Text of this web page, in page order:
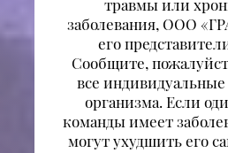
травмы или
заболевания, ООО
его
Сообщите,
все индивидуальные
организма. Если
команды имеет
могут ухудшить его